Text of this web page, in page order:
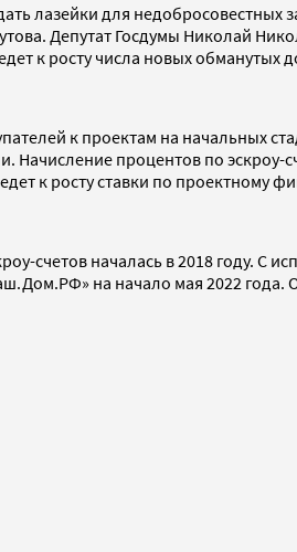
лазейки для
Депутат Госдумы Николай
к росту числа новых обманутых
к проектам на начальных
Начисление процентов по
к росту ставки по
счетов началась в 2018 году. С
на начало мая 2022 года.